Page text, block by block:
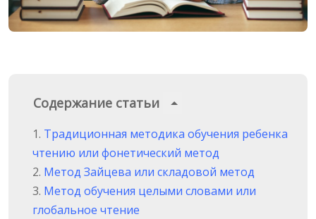
Содержание статьи
Традиционная методика обучения ребенка
чтению или фонетический метод
Метод Зайцева или складовой метод
Метод обучения целыми словами или
глобальное чтение